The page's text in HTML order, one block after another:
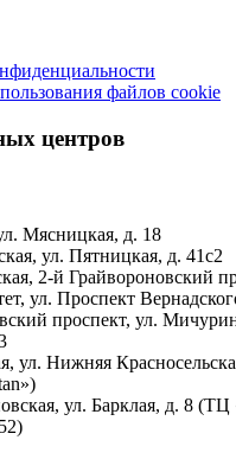
файлов cookie
центров
Мясницкая, д. 18
ул. Пятницкая, д. 41с2
2-й Грайвороновский
ул. Проспект
проспект, ул.
ул. Нижняя
ул. Барклая, д. 8